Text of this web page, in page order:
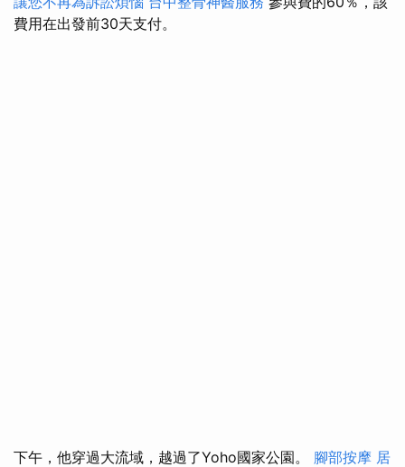
費用在出發前30天支付。
下午，他穿過大流域，越過了Yoho國家公園。 腳部按摩 居